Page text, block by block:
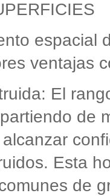
espacial
ventajas
El
de
Esta
de